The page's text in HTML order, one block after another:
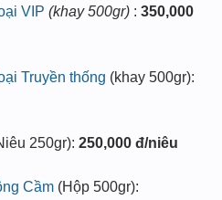
VIP (khay 500gr) : 350,000
Truyền thống (khay 500gr):
250gr): 250,000 đ/niêu
Cầm (Hộp 500gr):